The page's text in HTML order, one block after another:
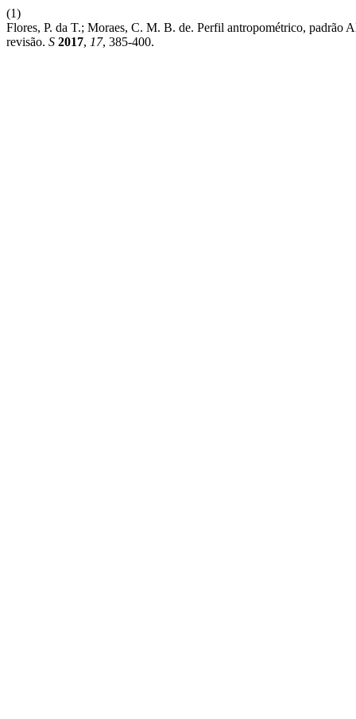
(1)
Flores, P. da T.; Moraes, C. M. B. de. Perfil antropométrico,
revisão. S 2017, 17, 385-400.